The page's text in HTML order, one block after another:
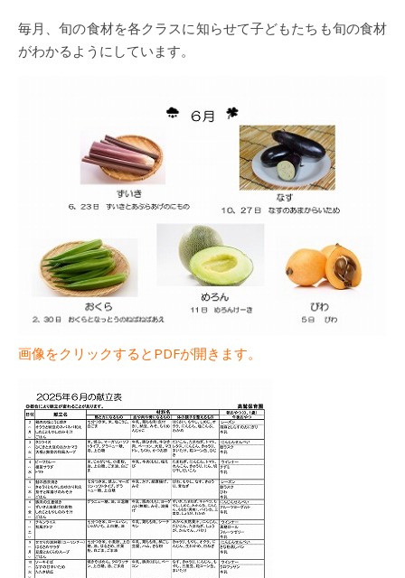
毎月、旬の食材を各クラスに知らせて子どもたちも旬の食材
がわかるようにしています。
画像をクリックするとPDFが開きます。